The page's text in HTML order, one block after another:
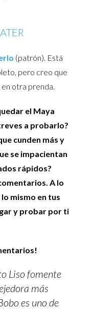
(patrón). Está
pero creo que
otra prenda.
el Maya
a probarlo?
cunden más y
se impacientan
rápidos?
A lo
mismo en tus
y probar por ti
Liso fomente
más
es uno de